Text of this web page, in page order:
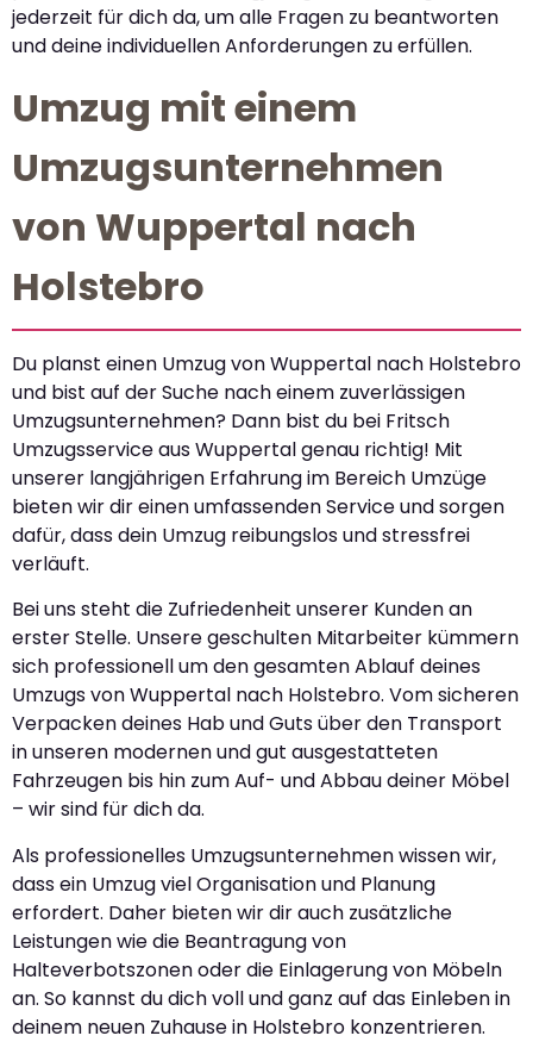
jederzeit für dich da, um alle Fragen zu beantworten
und deine individuellen Anforderungen zu erfüllen.
Umzug mit einem
Umzugsunternehmen
von Wuppertal nach
Holstebro
Du planst einen Umzug von Wuppertal nach Holstebro
und bist auf der Suche nach einem zuverlässigen
Umzugsunternehmen? Dann bist du bei Fritsch
Umzugsservice aus Wuppertal genau richtig! Mit
unserer langjährigen Erfahrung im Bereich Umzüge
bieten wir dir einen umfassenden Service und sorgen
dafür, dass dein Umzug reibungslos und stressfrei
verläuft.
Bei uns steht die Zufriedenheit unserer Kunden an
erster Stelle. Unsere geschulten Mitarbeiter kümmern
sich professionell um den gesamten Ablauf deines
Umzugs von Wuppertal nach Holstebro. Vom sicheren
Verpacken deines Hab und Guts über den Transport
in unseren modernen und gut ausgestatteten
Fahrzeugen bis hin zum Auf- und Abbau deiner Möbel
– wir sind für dich da.
Als professionelles Umzugsunternehmen wissen wir,
dass ein Umzug viel Organisation und Planung
erfordert. Daher bieten wir dir auch zusätzliche
Leistungen wie die Beantragung von
Halteverbotszonen oder die Einlagerung von Möbeln
an. So kannst du dich voll und ganz auf das Einleben in
deinem neuen Zuhause in Holstebro konzentrieren.